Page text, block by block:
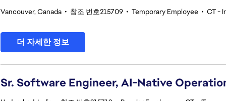
Vancouver, Canada • 참조 번호215709 • Temporary Employee • CT -
더 자세한 정보
Sr. Software Engineer, AI-Native